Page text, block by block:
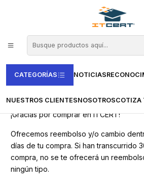
CATEGORÍAS NOTICIAS
NUESTROS CLIENTESNOSOTROSCOTIZA
Politica de reembolso
¡Gracias por comprar en ITCERT!
Ofrecemos reembolso y/o cambio
días de tu compra. Si han transcurrido
compra, no se te ofrecerá un
ningún tipo.